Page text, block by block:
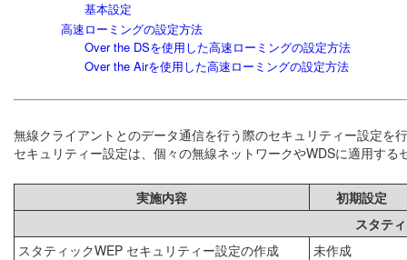
基本設定
高速ローミングの設定方法
Over the DSを使用した高速ローミングの設定方法
Over the Airを使用した高速ローミングの設定方法
無線クライアントとのデータ通信を行う際のセキュリティー設定を
セキュリティー設定は、個々の無線ネットワークやWDSに適用す
実施内容
初期設定
スタテ
スタティックWEP セキュリティー設定の作成
未作成